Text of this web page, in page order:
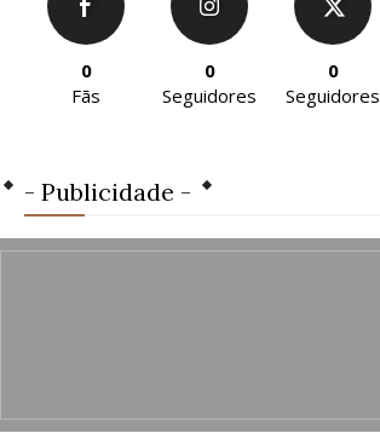
0
Fãs
0
Seguidores
0
Seguidores
- Publicidade -